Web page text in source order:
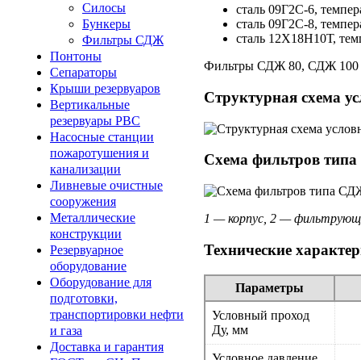
Силосы
Бункеры
Фильтры СДЖ
Понтоны
Сепараторы
Крыши резервуаров
Вертикальные
резервуары РВС
Насосные станции
пожаротушения и
канализации
Ливневые очистные
сооружения
Металлические
конструкции
Резервуарное
оборудование
Оборудование для
подготовки,
транспортировки нефти
и газа
Доставка и гарантия
сталь 09Г2С-6,
сталь 09Г2С-8,
сталь 12Х18Н10Т,
Фильтры СДЖ 80, СДЖ 100
Структурная схема
Схема фильтров
1 — корпус, 2 —
Технические
Параметры
Условный проход
Ду, мм